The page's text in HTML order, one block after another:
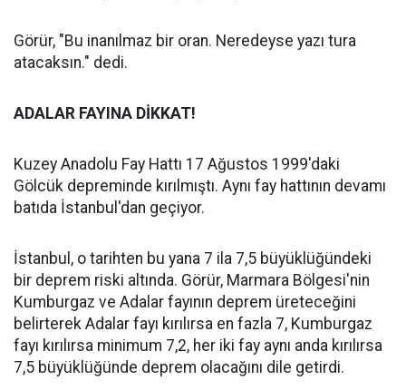
Görür, "Bu inanılmaz bir oran. Neredeyse yazı tura
atacaksın." dedi.
ADALAR FAYINA DİKKAT!
Kuzey Anadolu Fay Hattı 17 Ağustos 1999'daki
Gölcük depreminde kırılmıştı. Aynı fay hattının devamı
batıda İstanbul'dan geçiyor.
İstanbul, o tarihten bu yana 7 ila 7,5 büyüklüğündeki
bir deprem riski altında. Görür, Marmara Bölgesi'nin
Kumburgaz ve Adalar fayının deprem üreteceğini
belirterek Adalar fayı kırılırsa en fazla 7, Kumburgaz
fayı kırılırsa minimum 7,2, her iki fay aynı anda kırılırsa
7,5 büyüklüğünde deprem olacağını dile getirdi.